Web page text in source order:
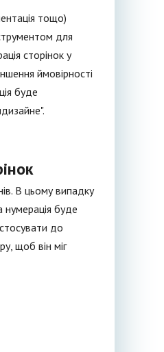
тощо)
для
сторінок у
ймовірності
буде
В цьому випадку
буде
до
щоб він міг